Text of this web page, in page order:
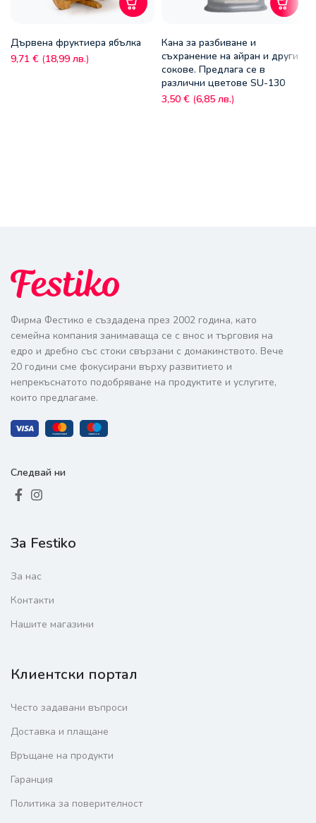
Дървена фруктиера ябълка
9,71 € (18,99 лв.)
Кана за разбиване и
съхранение на айран и други
сокове. Предлага се в
различни цветове SU-130
3,50 € (6,85 лв.)
Фирма Фестико е създадена през 2002 година, като
семейна компания занимаваща се с внос и търговия на
едро и дребно със стоки свързани с домакинството. Вече
20 години сме фокусирани върху развитието и
непрекъснатото подобряване на продуктите и услугите,
които предлагаме.
Следвай ни
За Festiko
За нас
Контакти
Нашите магазини
Клиентски портал
Често задавани въпроси
Доставка и плащане
Връщане на продукти
Гаранция
Политика за поверителност